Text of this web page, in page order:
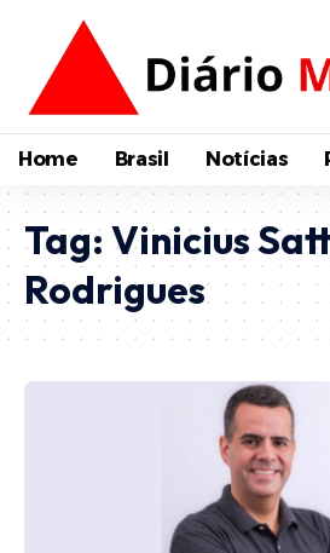
Home Brasil Notícias
Tag: Vinicius
Rodrigues